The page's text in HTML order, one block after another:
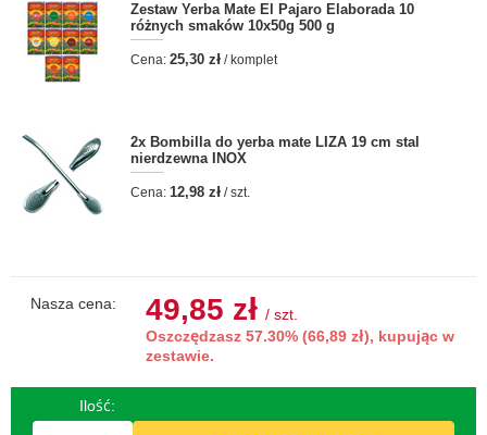
Zestaw Yerba Mate El Pajaro Elaborada 10
różnych smaków 10x50g 500 g
Cena: 25,30 zł / komplet
2x Bombilla do yerba mate LIZA 19 cm stal
nierdzewna INOX
Cena: 12,98 zł / szt.
Nasza cena: 49,85 zł / szt.
Oszczędzasz 57.30% (66,89 zł), kupując w
zestawie.
Ilość: